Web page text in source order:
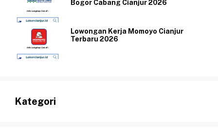
Bogor Cabang Cianjur 2026
Lowongan Kerja Momoyo Cianjur
Terbaru 2026
Kategori